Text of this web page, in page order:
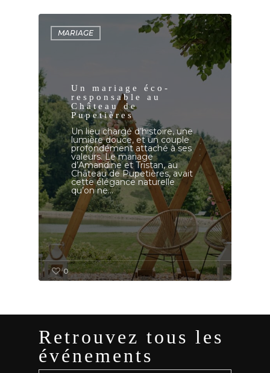
MARIAGE
Un mariage éco-
responsable au
Château de
Pupetières
Un lieu chargé d’histoire, une
lumière douce, et un couple
profondément attaché à ses
valeurs. Le mariage
d’Amandine et Tristan, au
Château de Pupetières, avait
cette élégance naturelle
qu’on ne…
0
Retrouvez tous les
événements